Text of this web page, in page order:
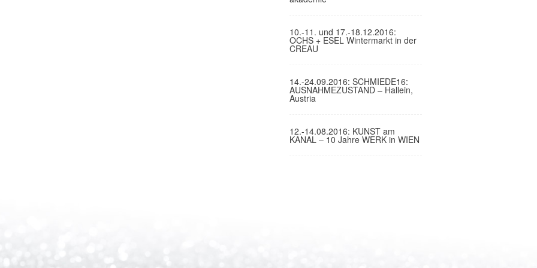
10.-11. und 17.-18.12.2016:
OCHS + ESEL Wintermarkt in der
CREAU
14.-24.09.2016: SCHMIEDE16:
AUSNAHMEZUSTAND – Hallein,
Austria
12.-14.08.2016: KUNST am
KANAL – 10 Jahre WERK in WIEN